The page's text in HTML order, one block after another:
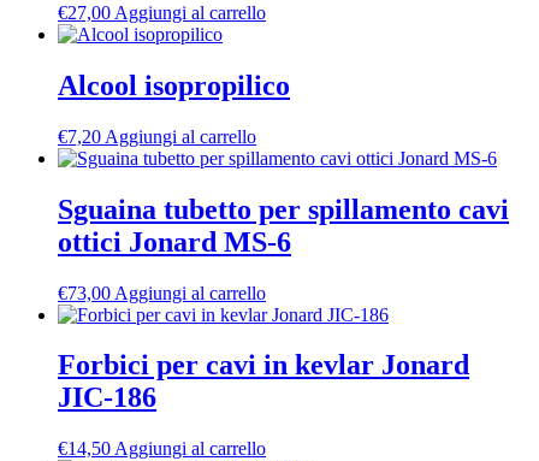
€27,00 Aggiungi al carrello
Alcool isopropilico
€7,20 Aggiungi al carrello
Sguaina tubetto per spillamento cavi
ottici Jonard MS-6
€73,00 Aggiungi al carrello
Forbici per cavi in kevlar Jonard
JIC-186
€14,50 Aggiungi al carrello